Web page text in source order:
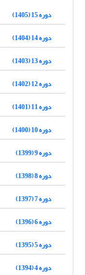
دوره 15 (1405)
دوره 14 (1404)
دوره 13 (1403)
دوره 12 (1402)
دوره 11 (1401)
دوره 10 (1400)
دوره 9 (1399)
دوره 8 (1398)
دوره 7 (1397)
دوره 6 (1396)
دوره 5 (1395)
دوره 4 (1394)